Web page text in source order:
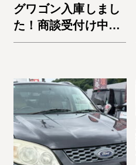
グワゴン入庫しまし
た！商談受付け中で
す✩